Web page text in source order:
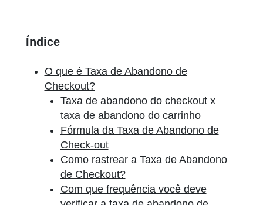
Índice
O que é Taxa de Abandono de
Checkout?
Taxa de abandono do checkout x
taxa de abandono do carrinho
Fórmula da Taxa de Abandono de
Check-out
Como rastrear a Taxa de Abandono
de Checkout?
Com que frequência você deve